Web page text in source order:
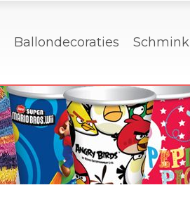
Ballondecoraties Schmink